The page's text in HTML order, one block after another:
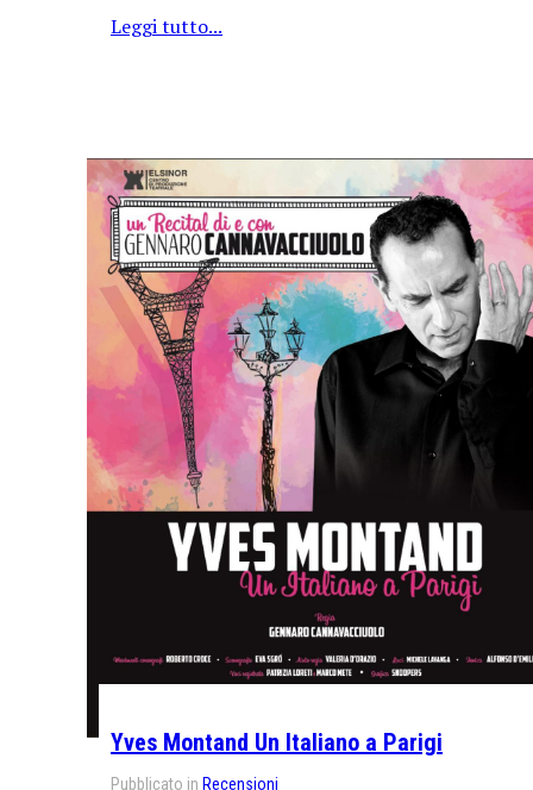
Leggi tutto...
Yves Montand Un Italiano a Parigi
Pubblicato in Recensioni